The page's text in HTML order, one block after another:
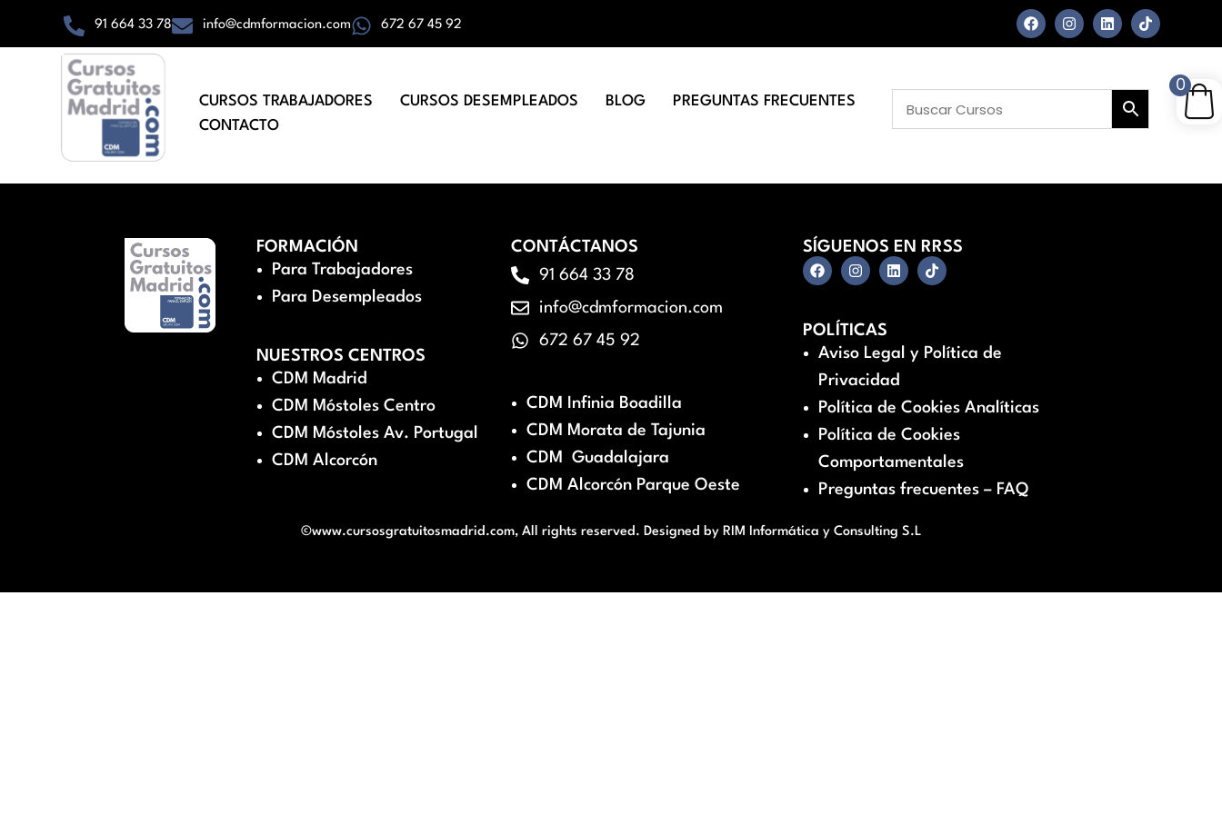
91 664 33 78 info@cdmformacion.com 672 67 45 92
CURSOS TRABAJADORES CURSOS DESEMPLEADOS BLOG
PREGUNTAS FRECUENTES
CONTACTO
FORMACIÓN
Para Trabajadores
Para Desempleados
NUESTROS CENTROS
CDM Madrid
CDM Móstoles Centro
CDM Móstoles Av. Portugal
CDM Alcorcón
CONTÁCTANOS
91 664 33 78
info@cdmformacion.com
672 67 45 92
CDM Infinia Boadilla
CDM Morata de Tajunia
CDM Guadalajara
CDM Alcorcón Parque Oeste
SÍGUENOS EN RRSS
POLÍTICAS
Aviso Legal y Política de
Privacidad
Política de Cookies Analíticas
Política de Cookies
Comportamentales
Preguntas frecuentes – FAQ
©www.cursosgratuitosmadrid.com, All rights reserved. Designed by RIM Informática y Consulting S.L
0